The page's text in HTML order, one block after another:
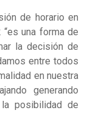
de horario en
una forma de
la decisión de
entre todos
en nuestra
generando
la posibilidad de